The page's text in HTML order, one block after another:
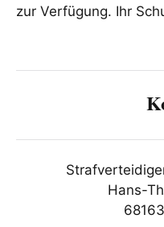
zur Verfügung. Ihr
Hans-